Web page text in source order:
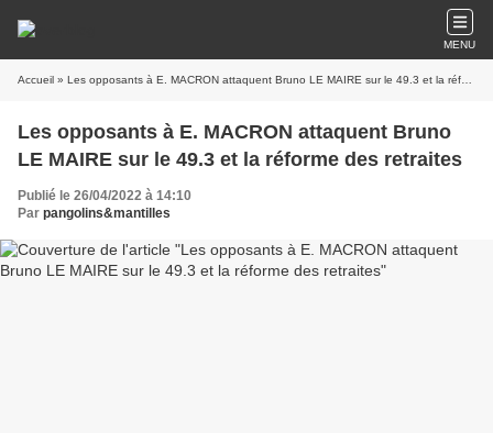
MENU
Accueil » Les opposants à E. MACRON attaquent Bruno LE MAIRE sur le 49.3 et la réforme des retraites
Les opposants à E. MACRON attaquent Bruno
LE MAIRE sur le 49.3 et la réforme des retraites
Publié le 26/04/2022 à 14:10
Par pangolins&mantilles